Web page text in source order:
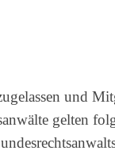
und
gelten